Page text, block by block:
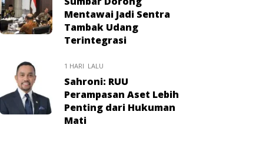
Mentawai Jadi Sentra
Tambak Udang
Terintegrasi
1 HARI LALU
Sahroni: RUU
Perampasan Aset Lebih
Penting dari Hukuman
Mati